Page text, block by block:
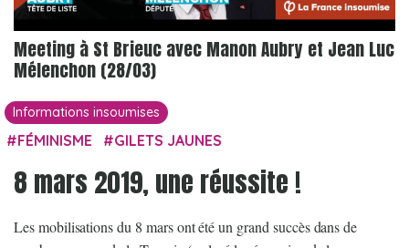
Meeting à St Brieuc avec Manon Aubry et Jean Luc
Mélenchon (28/03)
Informations insoumises
FÉMINISME GILETS JAUNES
8 mars 2019, une réussite !
Les mobilisations du 8 mars ont été un grand succès dans de